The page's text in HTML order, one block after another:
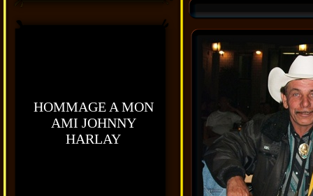
HOMMAGE A MON
AMI JOHNNY
HARLAY